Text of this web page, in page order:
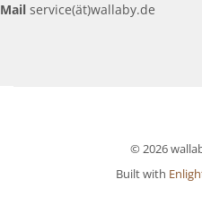
Mail service(ät)wallaby.de
© 2026
Built with